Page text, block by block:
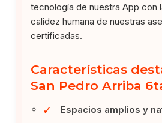
tecnología de nuestra App con
calidez humana de nuestras
certificadas.
Características
San Pedro Arriba
✓ Espacios amplios y